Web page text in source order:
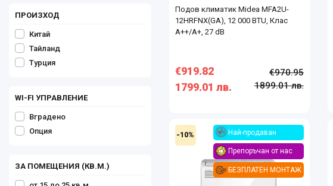
ПРОИЗХОД
Китай
Тайланд
Турция
WI-FI УПРАВЛЕНИЕ
Вградено
Опция
ЗА ПОМЕЩЕНИЯ (КВ.М.)
Подов климатик Midea MFA2U-
12HRFNX(GA), 12 000 BTU, Клас
А++/А+, 27 dB
€919.82
1799.01 лв.
€970.95
1899.01 лв.
-10% Най-продаван
Препоръчан от нас
БЕЗПЛАТЕН МОНТАЖ